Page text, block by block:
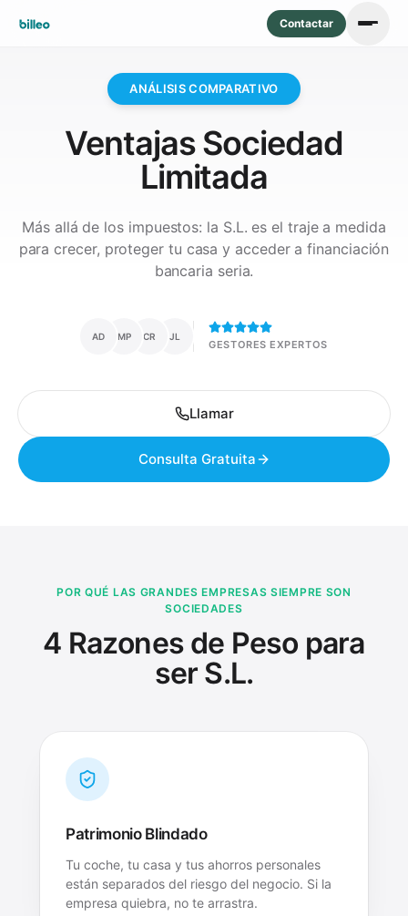
Contactar
ANÁLISIS COMPARATIVO
Ventajas Sociedad
Limitada
Más allá de los impuestos: la S.L. es el traje a medida
para crecer, proteger tu casa y acceder a financiación
bancaria seria.
AD MP CR JL
GESTORES EXPERTOS
Llamar
Consulta Gratuita
POR QUÉ LAS GRANDES EMPRESAS SIEMPRE SON
SOCIEDADES
4 Razones de Peso para
ser S.L.
Patrimonio Blindado
Tu coche, tu casa y tus ahorros personales
están separados del riesgo del negocio. Si la
empresa quiebra, no te arrastra.